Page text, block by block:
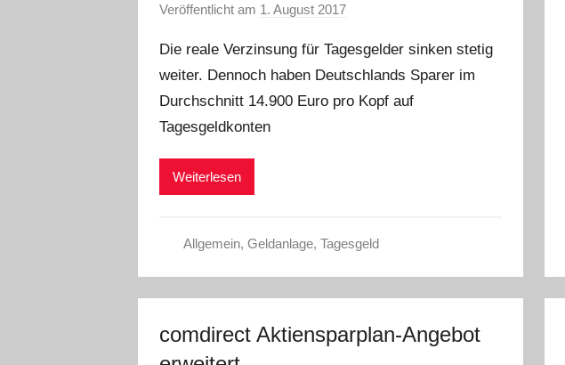
Veröffentlicht am 1. August 2017v
n
C
W
Die reale Verzinsung für Tagesgelder sinken stetig
weiter. Dennoch haben Deutschlands Sparer im
Durchschnitt 14.900 Euro pro Kopf auf
Tagesgeldkonten
Weiterlesen
Allgemein,Geldanlage,Tagesgeld
comdirect Aktiensparplan-Angebot